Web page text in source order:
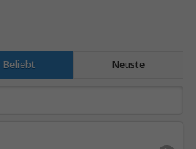
Beliebt Neuste